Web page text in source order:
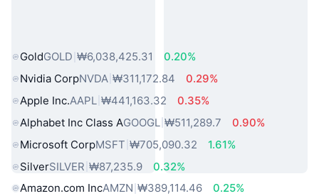
GoldGOLD ₩6,038,425.31
0.20%
Nvidia CorpNVDA ₩311,172.84
0.29%
Apple Inc.AAPL ₩441,163.32
0.35%
Alphabet Inc Class AGOOGL ₩511,289.7
0.90%
Microsoft CorpMSFT ₩705,090.32
1.61%
SilverSILVER ₩87,235.9
0.32%
Amazon.com IncAMZN ₩389,114.46
0.25%